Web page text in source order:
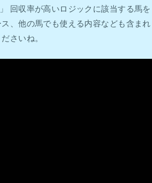
回収率が高いロジックに該当する馬を
、他の馬でも使える内容なども含まれ
さいね。